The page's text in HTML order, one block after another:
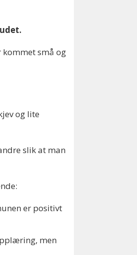
små og
og lite
slik at man
er positivt
men